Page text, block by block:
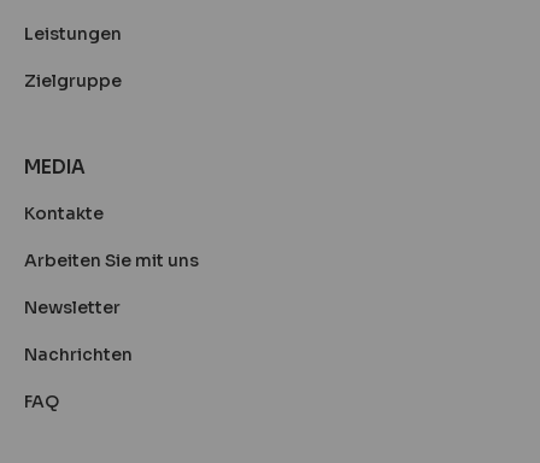
Leistungen
Zielgruppe
MEDIA
Kontakte
Arbeiten Sie mit uns
Newsletter
Nachrichten
FAQ